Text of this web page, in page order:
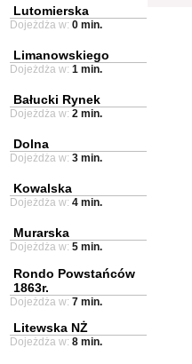
Lutomierska
Dojeżdża w: 0 min.
Limanowskiego
Dojeżdża w: 1 min.
Bałucki Rynek
Dojeżdża w: 2 min.
Dolna
Dojeżdża w: 3 min.
Kowalska
Dojeżdża w: 4 min.
Murarska
Dojeżdża w: 5 min.
Rondo Powstańców
1863r.
Dojeżdża w: 7 min.
Litewska NŻ
Dojeżdża w: 8 min.